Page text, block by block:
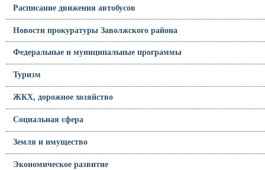
Расписание движения автобусов
Новости прокуратуры Заволжского района
Федеральные и муниципальные программы
Туризм
ЖКХ, дорожное хозяйство
Социальная сфера
Земля и имущество
Экономическое развитие